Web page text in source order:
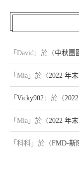
「 David 」於〈中秋團
「 Mia 」於〈2022 年末
「 Vicky902 」於〈
「 Mia 」於〈2022 年末
「 科科 」於〈FMD-新